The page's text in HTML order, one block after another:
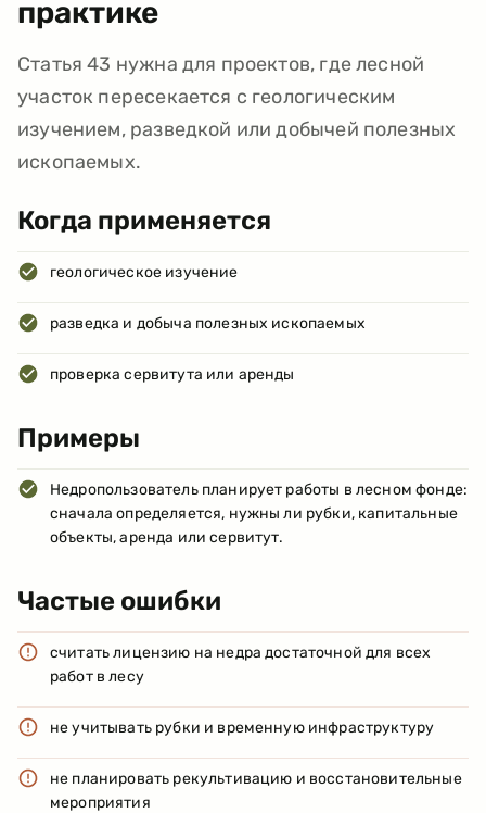
практике
Статья 43 нужна для проектов, где лесной
участок пересекается с геологическим
изучением, разведкой или добычей полезных
ископаемых.
Когда применяется
геологическое изучение
разведка и добыча полезных ископаемых
проверка сервитута или аренды
Примеры
Недропользователь планирует работы в лесном фонде:
сначала определяется, нужны ли рубки, капитальные
объекты, аренда или сервитут.
Частые ошибки
считать лицензию на недра достаточной для всех
работ в лесу
не учитывать рубки и временную инфраструктуру
не планировать рекультивацию и восстановительные
мероприятия